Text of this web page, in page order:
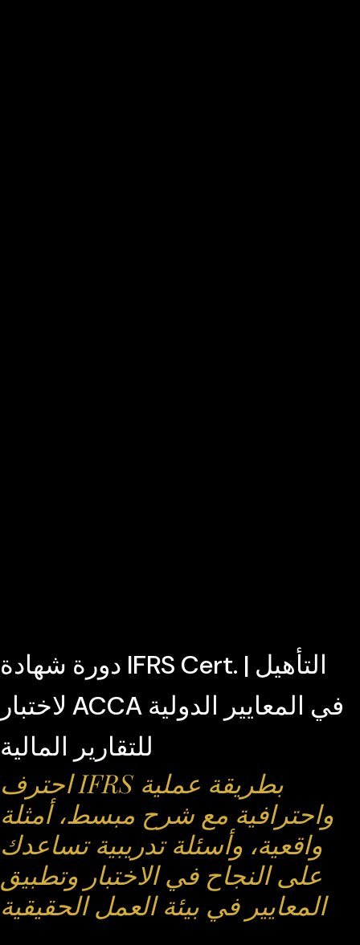
دورة شهادة IFRS Cert. | التأهيل
لاختبار ACCA في المعايير الدولية
للتقارير المالية
احترف IFRS بطريقة عملية
واحترافية مع شرح مبسط، أمثلة
واقعية، وأسئلة تدريبية تساعدك
على النجاح في الاختبار وتطبيق
المعايير في بيئة العمل الحقيقية